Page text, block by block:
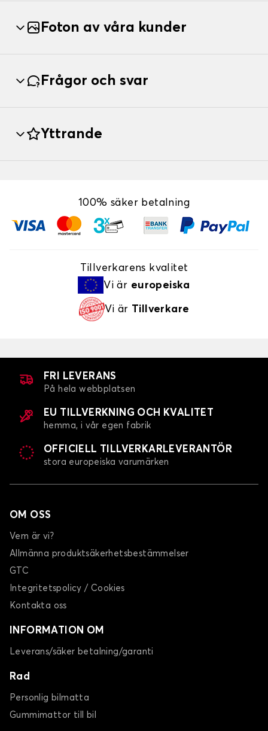
Foton av våra kunder
Frågor och svar
Yttrande
100% säker betalning
Tillverkarens kvalitet
Vi är europeiska
Vi är Tillverkare
FRI LEVERANS
På hela webbplatsen
EU TILLVERKNING OCH KVALITET
hemma, i vår egen fabrik
OFFICIELL TILLVERKARLEVERANTÖR
stora europeiska varumärken
OM OSS
Vem är vi?
Allmänna produktsäkerhetsbestämmelser
GTC
Integritetspolicy / Cookies
Kontakta oss
INFORMATION OM
Leverans/säker betalning/garanti
Rad
Personlig bilmatta
Gummimattor till bil